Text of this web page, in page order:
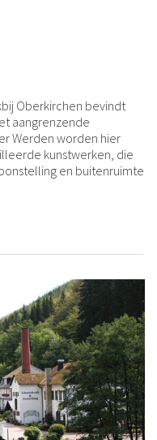
Oberkirchen bevindt
aangrenzende
Werden worden hier
kunstwerken, die
en buitenruimte